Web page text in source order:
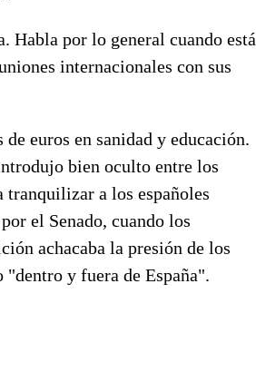
Habla por lo general cuando está
internacionales con sus
euros en sanidad y educación.
bien oculto entre los
a los españoles
el Senado, cuando los
achacaba la presión de los
"dentro y fuera de España".